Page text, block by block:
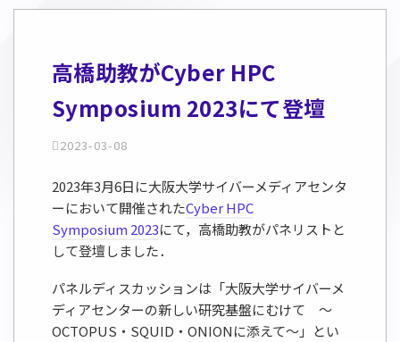
高橋助教がCyber HPC
Symposium 2023にて登壇
2023-03-08
2023年3月6日に大阪大学サイバーメディアセンタ
ーにおいて開催されたCyber HPC
Symposium 2023にて，高橋助教がパネリストと
して登壇しました．
パネルディスカッションは「大阪大学サイバーメ
ディアセンターの新しい研究基盤にむけて ～
OCTOPUS・SQUID・ONIONに添えて～」とい